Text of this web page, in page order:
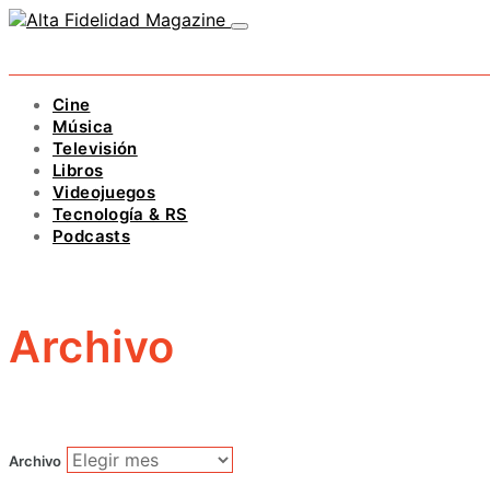
Cine
Música
Televisión
Libros
Videojuegos
Tecnología & RS
Podcasts
Archivo
Archivo